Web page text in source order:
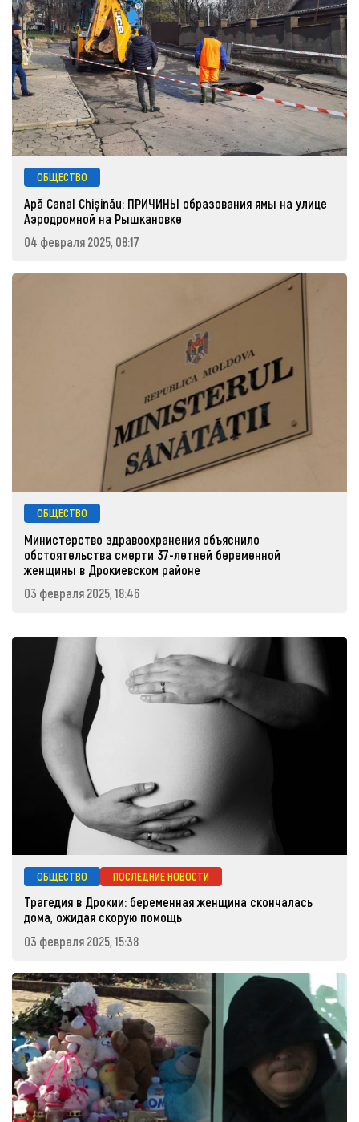
ОБЩЕСТВО
Apă Canal Chișinău: ПРИЧИНЫ образования ямы на улице
Аэродромной на Рышкановке
04 февраля 2025, 08:17
ОБЩЕСТВО
Министерство здравоохранения объяснило
обстоятельства смерти 37-летней беременной
женщины в Дрокиевском районе
03 февраля 2025, 18:46
ОБЩЕСТВО ПОСЛЕДНИЕ НОВОСТИ
Трагедия в Дрокии: беременная женщина скончалась
дома, ожидая скорую помощь
03 февраля 2025, 15:38